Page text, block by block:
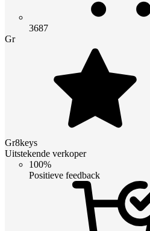
3687
Gr
Gr8keys
Uitstekende verkoper
100%
Positieve feedback